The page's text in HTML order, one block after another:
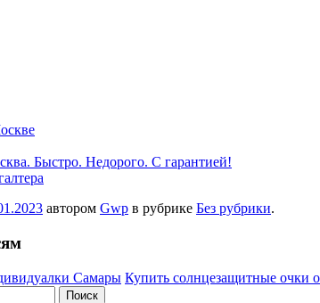
Быстро. Недорого. С гарантией!
автором Gwp в рубрике Без рубрики.
Самары Купить солнцезащитные очки